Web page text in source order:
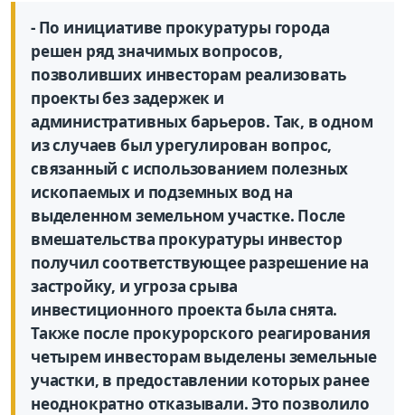
- По инициативе прокуратуры города
решен ряд значимых вопросов,
позволивших инвесторам реализовать
проекты без задержек и
административных барьеров. Так, в одном
из случаев был урегулирован вопрос,
связанный с использованием полезных
ископаемых и подземных вод на
выделенном земельном участке. После
вмешательства прокуратуры инвестор
получил соответствующее разрешение на
застройку, и угроза срыва
инвестиционного проекта была снята.
Также после прокурорского реагирования
четырем инвесторам выделены земельные
участки, в предоставлении которых ранее
неоднократно отказывали. Это позволило